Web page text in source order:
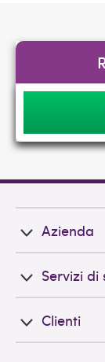
Azienda
Servizi di
Clienti